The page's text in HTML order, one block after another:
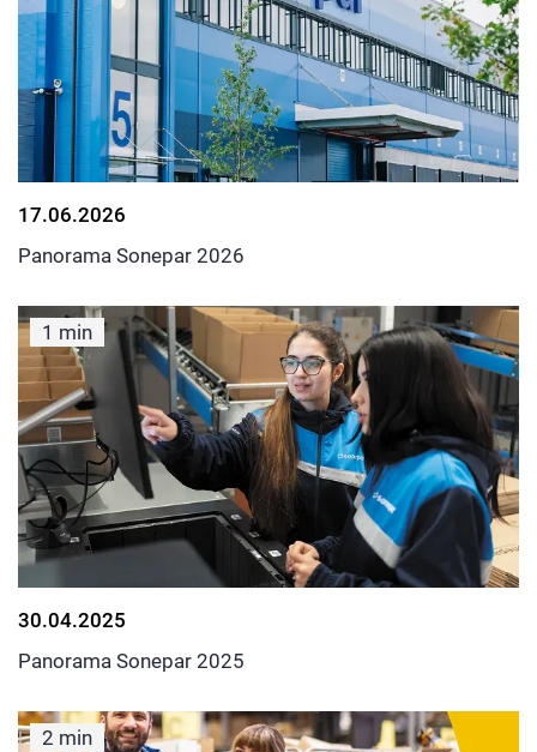
17.06.2026
Panorama Sonepar 2026
1 min
30.04.2025
Panorama Sonepar 2025
2 min